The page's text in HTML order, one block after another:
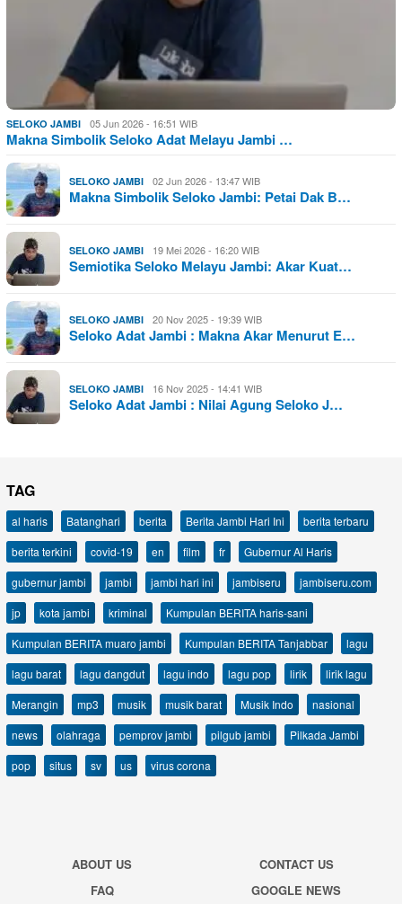
SELOKO JAMBI 05 Jun 2026 - 16:51 WIB
Makna Simbolik Seloko Adat Melayu Jambi …
SELOKO JAMBI 02 Jun 2026 - 13:47 WIB
Makna Simbolik Seloko Jambi: Petai Dak B…
SELOKO JAMBI 19 Mei 2026 - 16:20 WIB
Semiotika Seloko Melayu Jambi: Akar Kuat…
SELOKO JAMBI 20 Nov 2025 - 19:39 WIB
Seloko Adat Jambi : Makna Akar Menurut E…
SELOKO JAMBI 16 Nov 2025 - 14:41 WIB
Seloko Adat Jambi : Nilai Agung Seloko J…
TAG
al haris Batanghari berita Berita Jambi Hari Ini
berita terbaru
berita terkini
covid-19 en film fr
Gubernur Al Haris
gubernur jambi
jambi jambi hari ini jambiseru
jambiseru.com
jp
kota jambi kriminal
Kumpulan BERITA haris-sani
Kumpulan BERITA muaro jambi
Kumpulan BERITA Tanjabbar
lagu
lagu barat
lagu dangdut lagu indo lagu pop lirik
lirik lagu
Merangin
mp3 musik musik barat Musik Indo
nasional
news
olahraga pemprov jambi pilgub jambi
Pilkada Jambi
pop
situs sv us virus corona
ABOUT US
CONTACT US
FAQ
GOOGLE NEWS